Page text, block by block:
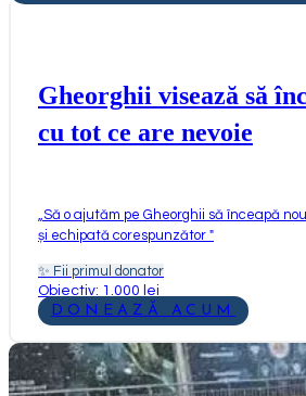
Gheorghii visează să
cu tot ce are nevoie
Să o ajutăm pe Gheorghii să înceapă
și echipată corespunzător "
✨ Fii primul donator
Obiectiv: 1.000 lei
DONEAZĂ ACUM